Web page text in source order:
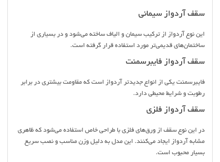
سقف آردواز سیمانی
این نوع آردواز از ترکیب سیمان و الیاف ساخته می‌شود و در بسیاری از
ساختمان‌های قدیمی‌تر مورد استفاده قرار گرفته است.
سقف آردواز فایبرسمنت
فایبرسمنت یکی از انواع جدیدتر آردواز است که مقاومت بیشتری در برابر
رطوبت و شرایط محیطی دارد.
سقف آردواز فلزی
در این نوع سقف از ورق‌های فلزی با طراحی خاص استفاده می‌شود که ظاهری
مشابه آردواز ایجاد می‌کنند. این مدل به دلیل وزن مناسب و نصب سریع
بسیار محبوب است.